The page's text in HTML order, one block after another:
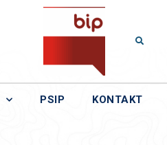
PSIP KONTAKT